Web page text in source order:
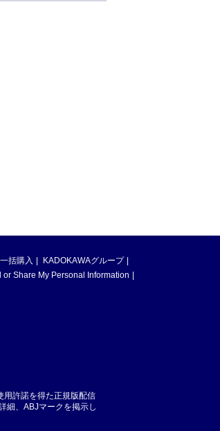
括購入
KADOKAWAグループ
or Share My Personal Information
用許諾を得た正規版配信
細、ABJマークを掲示し